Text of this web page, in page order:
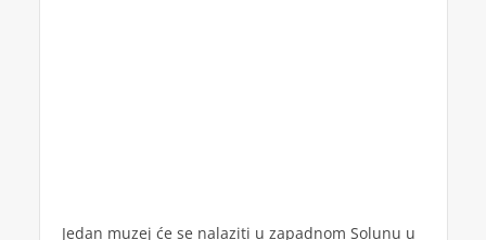
Jedan muzej će se nalaziti u zapadnom Solunu u